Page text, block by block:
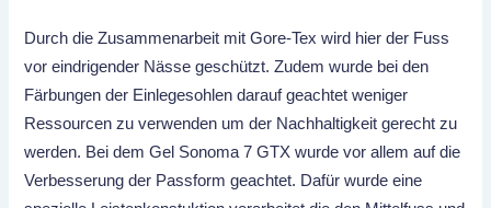
Durch die Zusammenarbeit mit Gore-Tex wird hier der Fuss
vor eindrigender Nässe geschützt. Zudem wurde bei den
Färbungen der Einlegesohlen darauf geachtet weniger
Ressourcen zu verwenden um der Nachhaltigkeit gerecht zu
werden. Bei dem Gel Sonoma 7 GTX wurde vor allem auf die
Verbesserung der Passform geachtet. Dafür wurde eine